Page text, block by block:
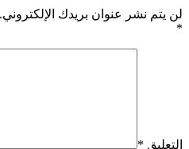
لن يتم نشر عنوان بريدك الإلكتروني.
*
التعليق *